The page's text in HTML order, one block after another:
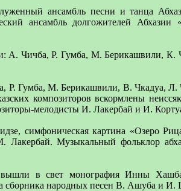
ансамбль песни и танца
ансамбль долгожителей Абхазии
А. Чичба, Р. Гумба, М. Берикашвили,
Р. Гумба, М. Берикашвили, В. Чкадуа, Л.
композиторов вскормлены
мелодисты И. Лакербай и И.
симфоническая картина «Озеро
Музыкальный фольклор
в свет монография Инны
сборника народных песен В. Ашуба и И.